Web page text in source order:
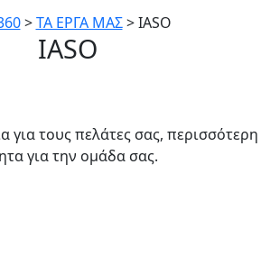
>ΤΑ ΕΡΓΑ ΜΑΣ>IASO
IASO
για τους πελάτες σας, περισσότερη
για την ομάδα σας.